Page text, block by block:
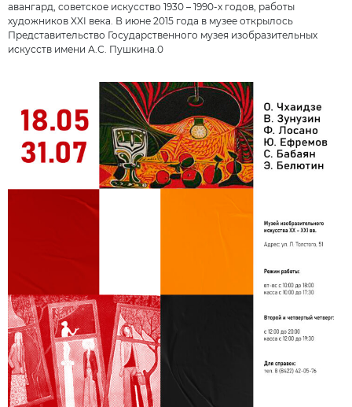
авангард, советское искусство 1930 – 1990-х годов, работы
художников XXI века. В июне 2015 года в музее открылось
Представительство Государственного музея изобразительных
искусств имени А.С. Пушкина.0